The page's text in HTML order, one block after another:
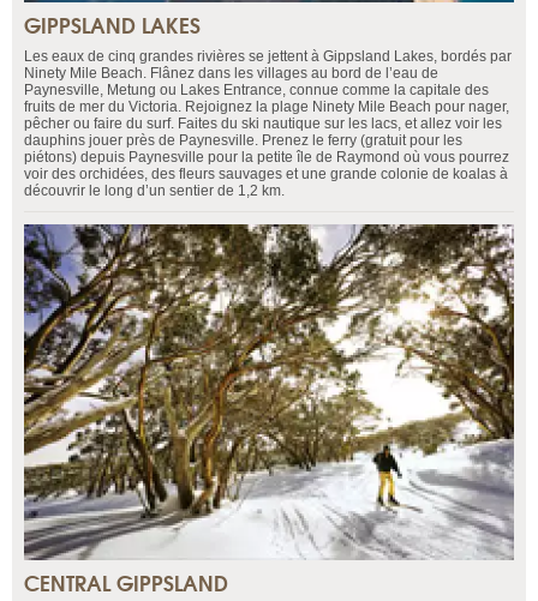
GIPPSLAND LAKES
Les eaux de cinq grandes rivières se jettent à Gippsland Lakes, bordés par
Ninety Mile Beach. Flânez dans les villages au bord de l’eau de
Paynesville, Metung ou Lakes Entrance, connue comme la capitale des
fruits de mer du Victoria. Rejoignez la plage Ninety Mile Beach pour nager,
pêcher ou faire du surf. Faites du ski nautique sur les lacs, et allez voir les
dauphins jouer près de Paynesville. Prenez le ferry (gratuit pour les
piétons) depuis Paynesville pour la petite île de Raymond où vous pourrez
voir des orchidées, des fleurs sauvages et une grande colonie de koalas à
découvrir le long d’un sentier de 1,2 km.
CENTRAL GIPPSLAND